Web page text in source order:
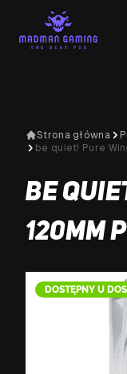
Strona główna
be quiet! Pure
be
120mm
DOSTĘPNY U